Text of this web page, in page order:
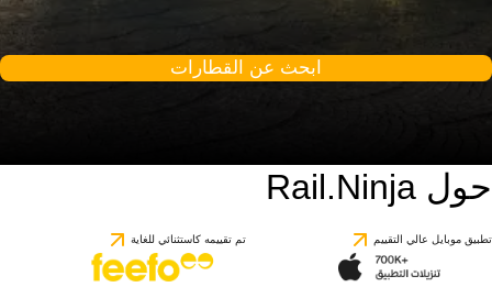
ابحث عن القطارات
حول Rail.Ninja
تطبيق موبايل عالي التقييم تم تقييمه كاستثنائي للغايةاستنادًا إلى 1 تقييمًا